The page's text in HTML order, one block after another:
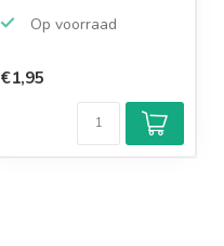
Op voorraad
€1,95